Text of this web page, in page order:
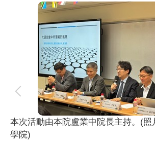
本次活動由本院盧業中院長主持。(照
學院)